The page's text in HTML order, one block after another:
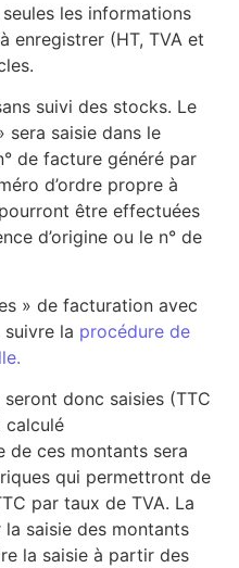
les informations
enregistrer (HT, TVA et
suivi des stocks. Le
sera saisie dans le
de facture généré par
d’ordre propre à
être effectuées
d’origine ou le n° de
» de facturation avec
la procédure de
donc saisies (TTC
calculé
de ces montants sera
qui permettront de
par taux de TVA. La
saisie des montants
la saisie à partir des